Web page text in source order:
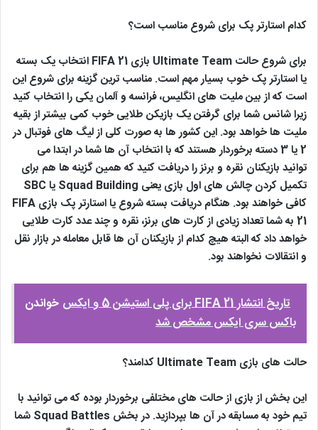
کدام استارتر پک برای شروع مناسب است؟
برای شروع حالت Ultimate Team بازی FIFA 21 انتخاب یک بسته
یا استارتر پک خوب بسیار مهم است. مناسب ترین گزینه برای شروع این
است که از بین ملیت های انگلیس، فرانسه و آلمان یکی را انتخاب کنید
زیرا شانس شما برای گرفتن یک بازیکن طلایی خوب کمی بیشتر از بقیه
ملیت ها خواهد بود. این کشور ها به صورت کلی از لیگ های فوتبال در
2 یا 3 دسته برخوردار هستند که با انتخاب آن ها شما در ابتدا می
توانید بازیکنان نقره و برنز را دریافت کنید که همین گزینه ها هم برای
تکمیل کردن چالش های اول بازی یعنی Squad Building یا SBC
کافی خواهند بود. هنگام دریافت بسته شروع یا استارتر پک بازی FIFA
21 به شما تعداد زیادی از کارت های برنز، نقره و چند عدد کارت طلایی
خواهد داد که البته هیچ کدام از بازیکنان آن ها قابل معامله در بازار نقل
و انتقالات نخواهند بود.
خواندن تاریخ انتشار FIFA 21 برای پلی استیشن 5 و ایکس
باکس سری ایکس مشخص شد
حالت های بازی Ultimate Team کدامند؟
این بخش از بازی از حالت های مختلفی برخوردار بوده که می توانید با
تیم خود به مسابقه در آن ها بپردازید. در بخش Squad Battles شما